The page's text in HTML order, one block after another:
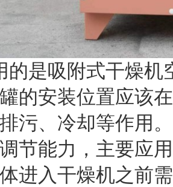
的是吸附式干燥
安装位置应该
污、冷却等作用
节能力，主要应
入干燥机之前